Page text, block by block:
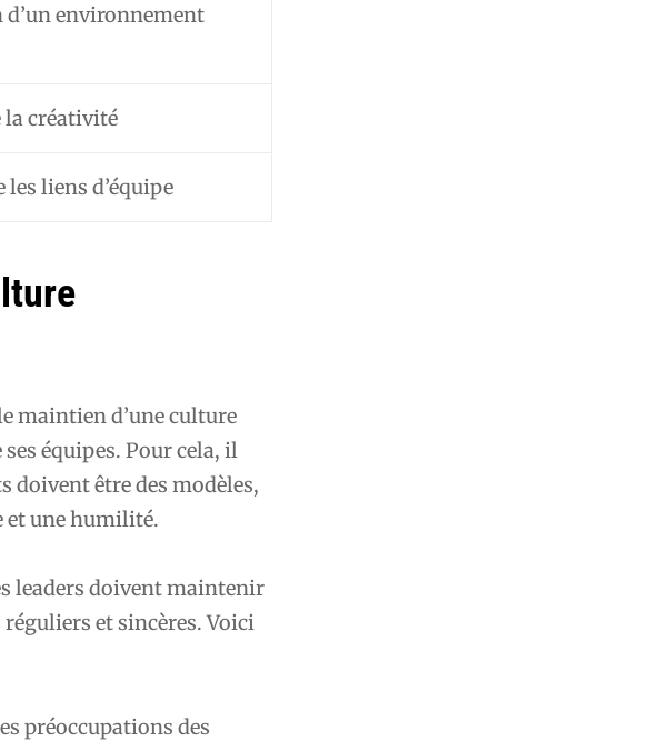
d’un environnement
la créativité
les liens d’équipe
maintien d’une culture
équipes. Pour cela, il
doivent être des modèles,
et une humilité.
leaders doivent maintenir
et sincères. Voici
préoccupations des